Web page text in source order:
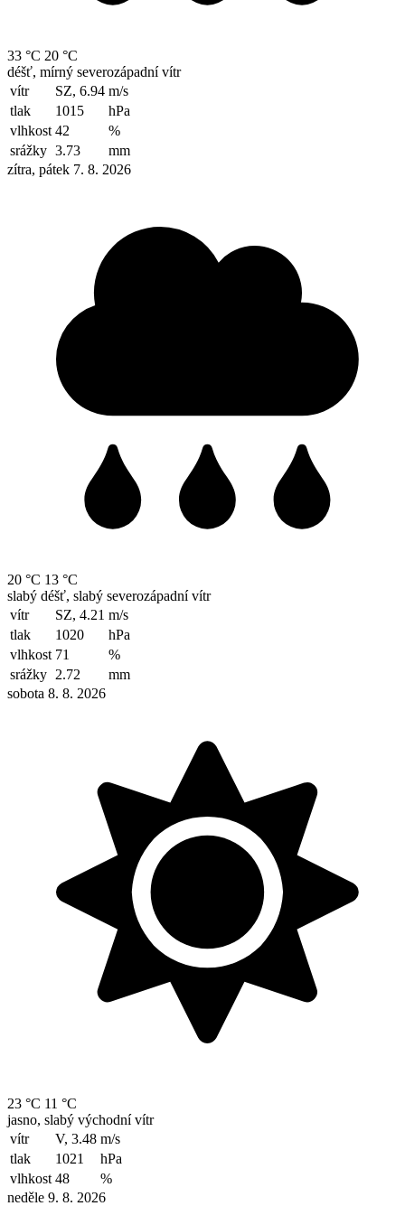
33 °C 20 °C
déšť, mírný severozápadní vítr
vítr
SZ, 6.94 m/s
tlak
1015
hPa
vlhkost 42
%
srážky 3.73
mm
zítra, pátek 7. 8. 2026
20 °C 13 °C
slabý déšť, slabý severozápadní vítr
vítr
SZ, 4.21 m/s
tlak
1020
hPa
vlhkost 71
%
srážky 2.72
mm
sobota 8. 8. 2026
23 °C 11 °C
jasno, slabý východní vítr
vítr
V, 3.48 m/s
tlak
1021
hPa
vlhkost 48
%
neděle 9. 8. 2026